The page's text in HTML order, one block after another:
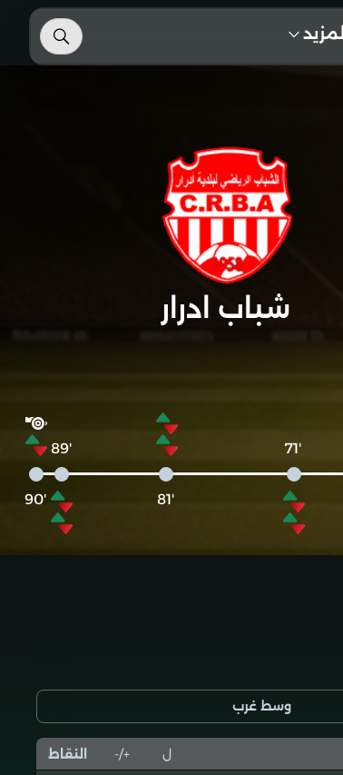
المزيد
شباب ادرار
'71
'81
'89
'90
وسط غرب
ل +/- النقاط